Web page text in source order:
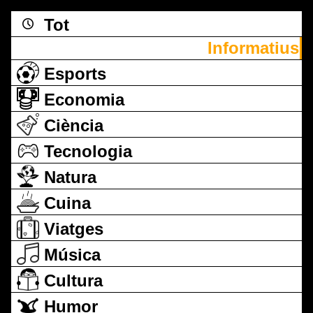
Tot
Informatius
Esports
Economia
Ciència
Tecnologia
Natura
Cuina
Viatges
Música
Cultura
Humor